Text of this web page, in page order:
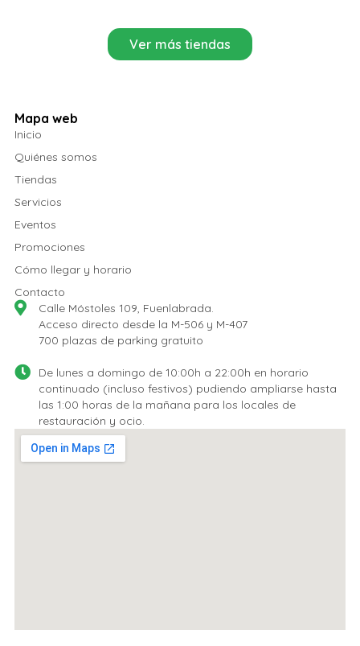
Ver más tiendas
Mapa web
Inicio
Quiénes somos
Tiendas
Servicios
Eventos
Promociones
Cómo llegar y horario
Contacto
Calle Móstoles 109, Fuenlabrada.
Acceso directo desde la M-506 y M-407
700 plazas de parking gratuito
De lunes a domingo de 10:00h a 22:00h en horario
continuado (incluso festivos) pudiendo ampliarse hasta
las 1:00 horas de la mañana para los locales de
restauración y ocio.